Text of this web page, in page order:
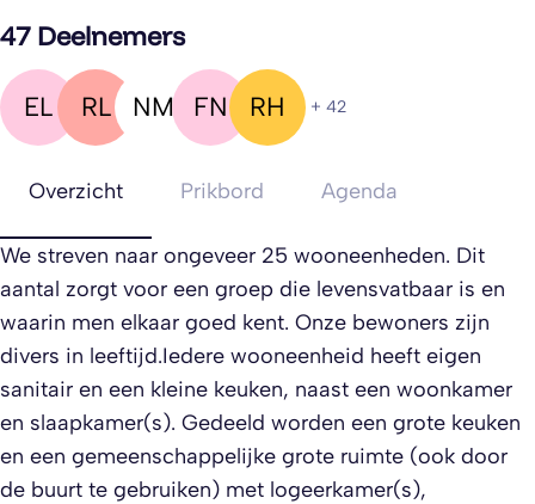
47 Deelnemers
EL RL NM FN RH + 42
Overzicht Prikbord Agenda
We streven naar ongeveer 25 wooneenheden. Dit
aantal zorgt voor een groep die levensvatbaar is en
waarin men elkaar goed kent. Onze bewoners zijn
divers in leeftijd.Iedere wooneenheid heeft eigen
sanitair en een kleine keuken, naast een woonkamer
en slaapkamer(s). Gedeeld worden een grote keuken
en een gemeenschappelijke grote ruimte (ook door
de buurt te gebruiken) met logeerkamer(s),